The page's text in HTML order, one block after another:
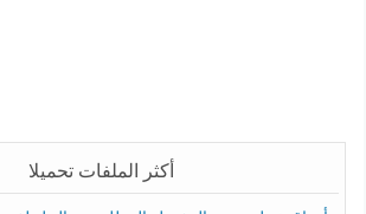
أكثر الملفات تحميلا